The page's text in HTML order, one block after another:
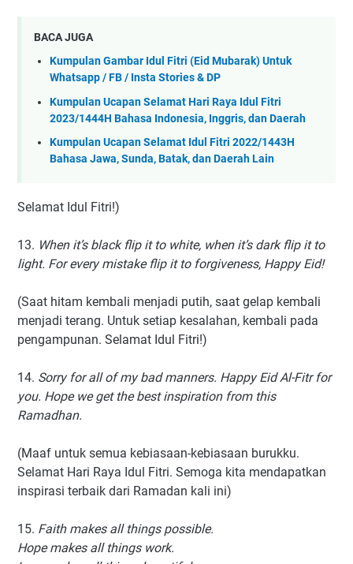
BACA JUGA
Kumpulan Gambar Idul Fitri (Eid Mubarak) Untuk
Whatsapp / FB / Insta Stories & DP
Kumpulan Ucapan Selamat Hari Raya Idul Fitri
2023/1444H Bahasa Indonesia, Inggris, dan Daerah
Kumpulan Ucapan Selamat Idul Fitri 2022/1443H
Bahasa Jawa, Sunda, Batak, dan Daerah Lain
Selamat Idul Fitri!)
13. When it’s black flip it to white, when it’s dark flip it to
light. For every mistake flip it to forgiveness, Happy Eid!
(Saat hitam kembali menjadi putih, saat gelap kembali
menjadi terang. Untuk setiap kesalahan, kembali pada
pengampunan. Selamat Idul Fitri!)
14. Sorry for all of my bad manners. Happy Eid Al-Fitr for
you. Hope we get the best inspiration from this
Ramadhan.
(Maaf untuk semua kebiasaan-kebiasaan burukku.
Selamat Hari Raya Idul Fitri. Semoga kita mendapatkan
inspirasi terbaik dari Ramadan kali ini)
15. Faith makes all things possible.
Hope makes all things work.